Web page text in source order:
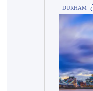
DURHAM